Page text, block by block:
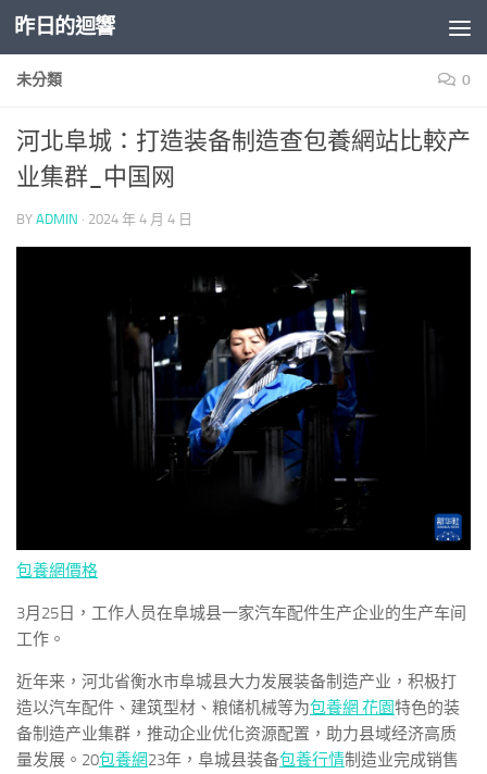
Skip to content
昨日的迴響
未分類 0
河北阜城：打造装备制造查包養網站比較产
业集群_中国网
BY ADMIN · 2024 年 4 月 4 日
包養網價格
3月25日，工作人员在阜城县一家汽车配件生产企业的生产车间
工作。
近年来，河北省衡水市阜城县大力发展装备制造产业，积极打
造以汽车配件、建筑型材、粮储机械等为包養網 花園特色的装
备制造产业集群，推动企业优化资源配置，助力县域经济高质
量发展。20包養網23年，阜城县装备包養行情制造业完成销售